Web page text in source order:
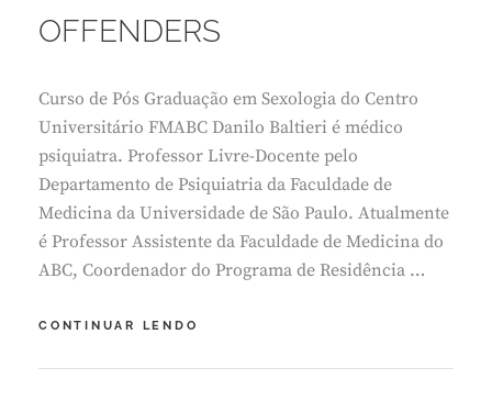
B
1
3
2
0
2
OFFENDERS
Curso de Pós Graduação em Sexologia do Centro
Universitário FMABC Danilo Baltieri é médico
psiquiatra. Professor Livre-Docente pelo
Departamento de Psiquiatria da Faculdade de
Medicina da Universidade de São Paulo. Atualmente
é Professor Assistente da Faculdade de Medicina do
ABC, Coordenador do Programa de Residência …
CONTINUAR LENDO
OS